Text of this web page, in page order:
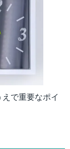
で重要なポイ